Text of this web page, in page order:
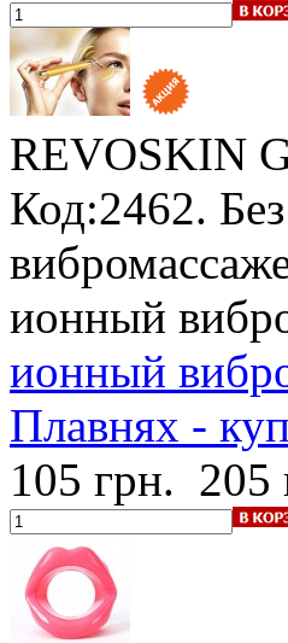
REVOSKIN
Код:2462.
ионный
ионный
Плавнях -
105 грн. 205